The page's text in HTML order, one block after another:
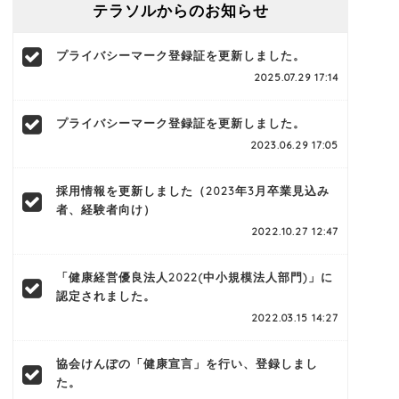
テラソルからのお知らせ
プライバシーマーク登録証を更新しました。
2025.07.29 17:14
プライバシーマーク登録証を更新しました。
2023.06.29 17:05
採用情報を更新しました（2023年3月卒業見込み
者、経験者向け）
2022.10.27 12:47
「健康経営優良法人2022(中小規模法人部門)」に
認定されました。
2022.03.15 14:27
協会けんぽの「健康宣言」を行い、登録しまし
た。